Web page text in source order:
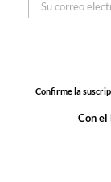
Confirme la
Con